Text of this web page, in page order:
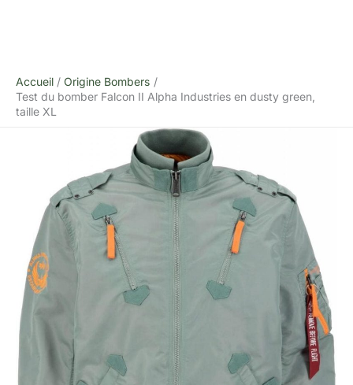
Accueil
Origine Bombers
Test du bomber Falcon II Alpha Industries en dusty green,
taille XL